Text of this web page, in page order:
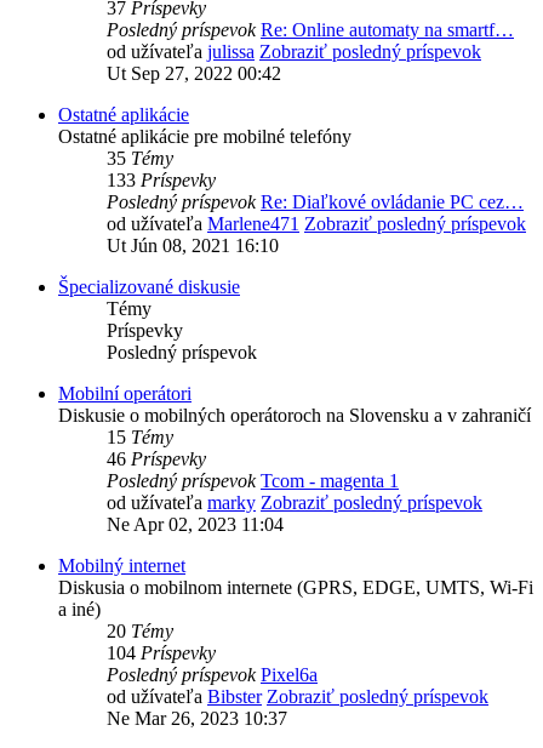
37 Príspevky
Posledný príspevok Re: Online automaty na smartf…
od užívateľa julissa Zobraziť posledný príspevok
Ut Sep 27, 2022 00:42
Ostatné aplikácie
Ostatné aplikácie pre mobilné telefóny
35 Témy
133 Príspevky
Posledný príspevok Re: Diaľkové ovládanie PC cez…
od užívateľa Marlene471 Zobraziť posledný príspevok
Ut Jún 08, 2021 16:10
Špecializované diskusie
Témy
Príspevky
Posledný príspevok
Mobilní operátori
Diskusie o mobilných operátoroch na Slovensku a v zahraničí
15 Témy
46 Príspevky
Posledný príspevok Tcom - magenta 1
od užívateľa marky Zobraziť posledný príspevok
Ne Apr 02, 2023 11:04
Mobilný internet
Diskusia o mobilnom internete (GPRS, EDGE, UMTS, Wi-Fi
a iné)
20 Témy
104 Príspevky
Posledný príspevok Pixel6a
od užívateľa Bibster Zobraziť posledný príspevok
Ne Mar 26, 2023 10:37